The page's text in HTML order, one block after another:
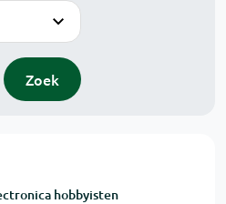
Zoek
hobbyisten